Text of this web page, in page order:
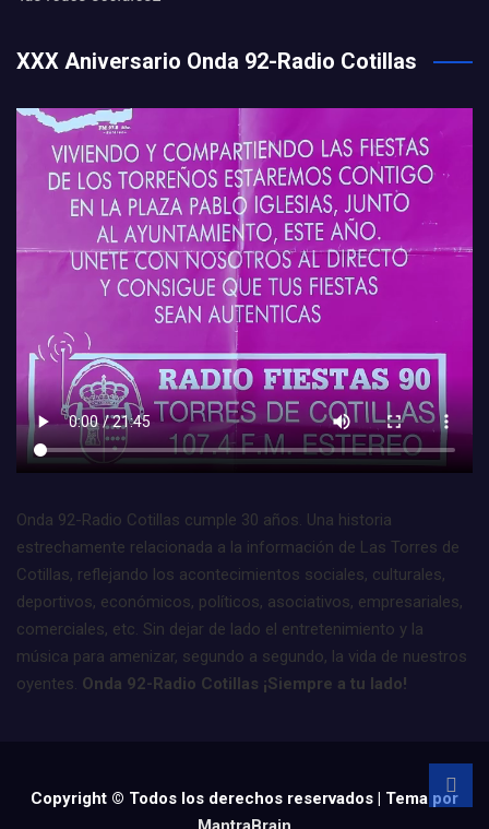
XXX Aniversario Onda 92-Radio Cotillas
Onda 92-Radio Cotillas cumple 30 años. Una historia
estrechamente relacionada a la información de Las Torres de
Cotillas, reflejando los acontecimientos sociales, culturales,
deportivos, económicos, políticos, asociativos, empresariales,
comerciales, etc. Sin dejar de lado el entretenimiento y la
música para amenizar, segundo a segundo, la vida de nuestros
oyentes. Onda 92-Radio Cotillas ¡Siempre a tu lado!
Copyright © Todos los derechos reservados | Tema por